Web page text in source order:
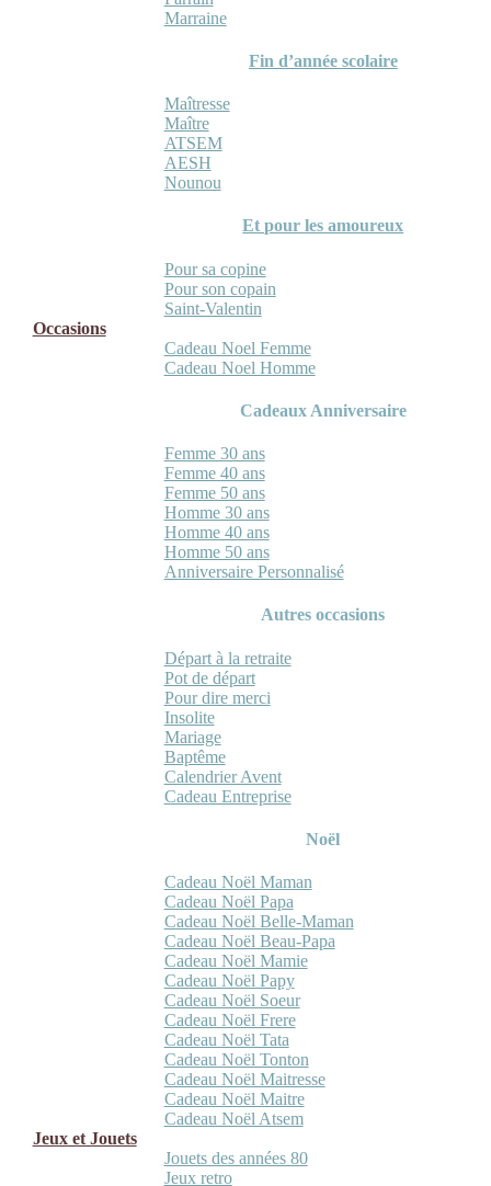
Marraine
Fin d’année scolaire
Maîtresse
Maître
ATSEM
AESH
Nounou
Et pour les amoureux
Pour sa copine
Pour son copain
Saint-Valentin
Occasions
Cadeau Noel Femme
Cadeau Noel Homme
Cadeaux Anniversaire
Femme 30 ans
Femme 40 ans
Femme 50 ans
Homme 30 ans
Homme 40 ans
Homme 50 ans
Anniversaire Personnalisé
Autres occasions
Départ à la retraite
Pot de départ
Pour dire merci
Insolite
Mariage
Baptême
Calendrier Avent
Cadeau Entreprise
Noël
Cadeau Noël Maman
Cadeau Noël Papa
Cadeau Noël Belle-Maman
Cadeau Noël Beau-Papa
Cadeau Noël Mamie
Cadeau Noël Papy
Cadeau Noël Soeur
Cadeau Noël Frere
Cadeau Noël Tata
Cadeau Noël Tonton
Cadeau Noël Maitresse
Cadeau Noël Maitre
Cadeau Noël Atsem
Jeux et Jouets
Jouets des années 80
Jeux retro